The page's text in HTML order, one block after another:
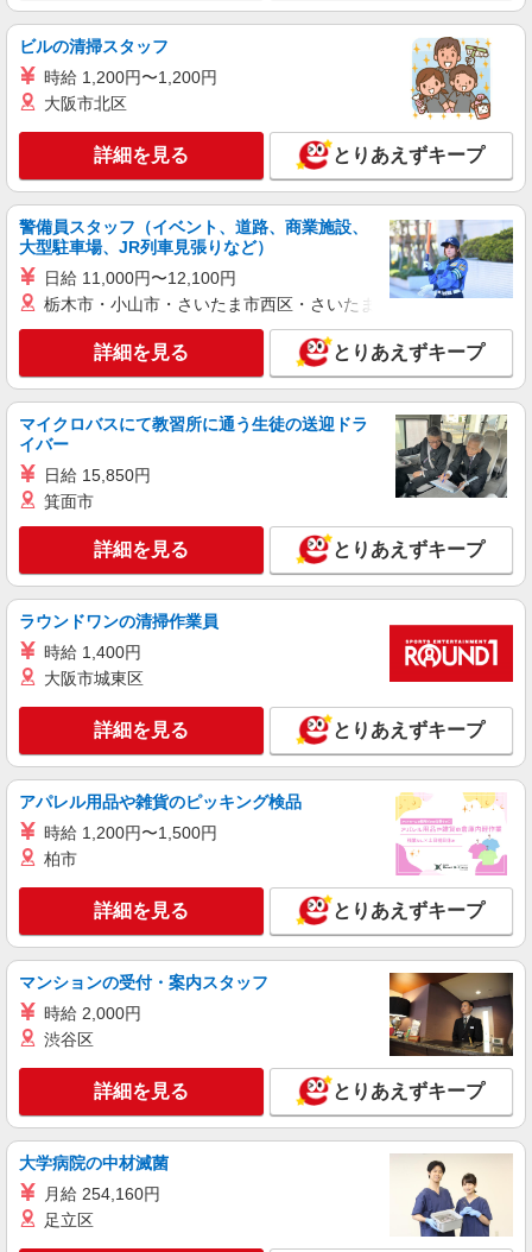
膳所駅｜日払いOK！日収1.1万円超え×サ高住
スタッフ！
時給1550円〜2187円 ＜日払い有/週払い有/交
大津市内 最寄り駅：膳所
キープ 詳細を見る
アルバイト パート 派遣社員 紹介予定派遣
日研トータルソーシング株式会社 メディカルケア事業部/京都オフィ
ス
介護スタッフ／資格あり or 経験者
時給1,550円〜1,650円 ◆無資格・経験者：
1,550円〜 ◆初任者研修・未経験：1,550円〜 ◆初
任者研修・経験者：1,600円〜 ◆介護福祉士：
1,650円〜 ※経験者は3ヶ月以上 ※給与幅は経験・
能力による ★週払いOK（規定あり）
滋賀県大津市 【最寄駅】京阪京津線「上栄
やすいエリアなど、お好きな勤務地をお選び下さ
詳細を見る
アルバイト
日研トータルソーシング株式会社 メディカルケア事業部/京都オフィ
ス【看護助手】
看護助手（ナースエイド）
時給1,350円 ★週払いOK（規定あり） ※給与
滋賀県大津市 【最寄駅】JR東海道本線「石
キープ 詳細を見る
アルバイト パート 派遣社員 紹介予定派遣
日研トータルソーシング株式会社 メディカルケア事業部/京都オフィ
ス
介護スタッフ／資格あり or 経験者
時給1,550円〜1,650円 ◆無資格・経験者：
1,550円〜 ◆初任者研修・未経験：1,550円〜 ◆初
任者研修・経験者：1,600円〜 ◆介護福祉士：
1,650円〜 ※経験者は3ヶ月以上 ※給与幅は経験・
能力による ★週払いOK（規定あり）
滋賀県大津市 【最寄駅】JR湖西線「志賀」駅
★勤務地は3000ヶ所以上★ 自宅から通いやすいエ
リアなど、お好きな勤務地をお選び下さい！！
キープ 詳細を見る
株式会社kotrio /●KY-H-1991455
膳所＊グループホームSTAFF＊生活のサポー
ト業務を担当
時給1550円〜2187円 ＜日払い有/週払い有/交
通費全支給(ガソリン代含む)＞
ビルの清掃スタッフ
時給 1,200円〜1,200円
大阪市北区
詳細を見る とりあえずキープ
警備員スタッフ（イベント、道路、商業施設、
大型駐車場、JR列車見張りなど）
日給 11,000円〜12,100円
栃木市・小山市・さいたま市西区・さいたま市岩槻区・久喜市・
詳細を見る とりあえずキープ
マイクロバスにて教習所に通う生徒の送迎ドラ
イバー
日給 15,850円
箕面市
詳細を見る とりあえずキープ
ラウンドワンの清掃作業員
時給 1,400円
大阪市城東区
詳細を見る とりあえずキープ
アパレル用品や雑貨のピッキング検品
時給 1,200円〜1,500円
柏市
詳細を見る とりあえずキープ
マンションの受付・案内スタッフ
時給 2,000円
渋谷区
詳細を見る とりあえずキープ
大学病院の中材滅菌
月給 254,160円
足立区